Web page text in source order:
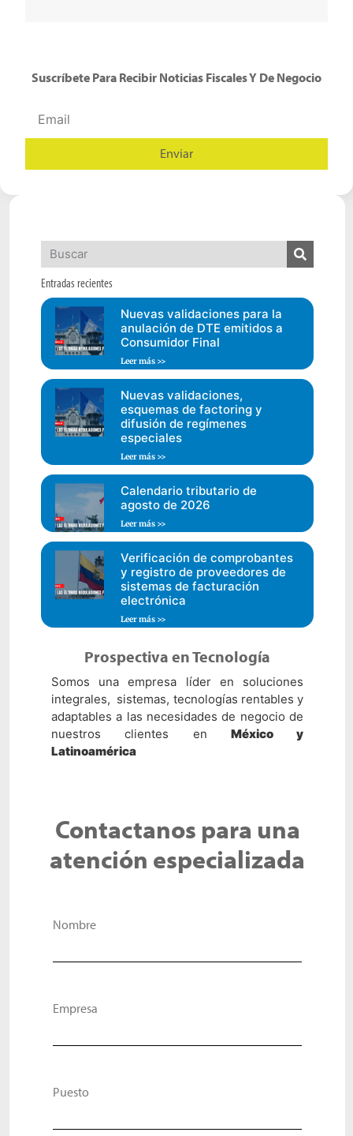
Suscríbete Para Recibir Noticias Fiscales Y De Negocio
Enviar
Entradas recientes
Nuevas validaciones para la
anulación de DTE emitidos a
Consumidor Final
Leer más >>
Nuevas validaciones,
esquemas de factoring y
difusión de regímenes
especiales
Leer más >>
Calendario tributario de
agosto de 2026
Leer más >>
Verificación de comprobantes
y registro de proveedores de
sistemas de facturación
electrónica
Leer más >>
Prospectiva en Tecnología
Somos una empresa líder en soluciones
integrales, sistemas, tecnologías rentables y
adaptables a las necesidades de negocio de
nuestros clientes en México y
Latinoamérica
Contactanos para una
atención especializada
Nombre
Empresa
Puesto